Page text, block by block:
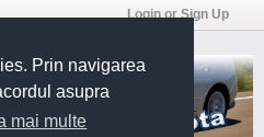
Prin navigarea
asupra
mai multe
Login or Sign Up